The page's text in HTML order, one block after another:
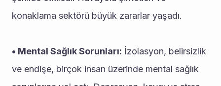
konaklama sektörü büyük zararlar yaşadı.
• Mental Sağlık Sorunları: İzolasyon, belirsizlik
ve endişe, birçok insan üzerinde mental sağlık